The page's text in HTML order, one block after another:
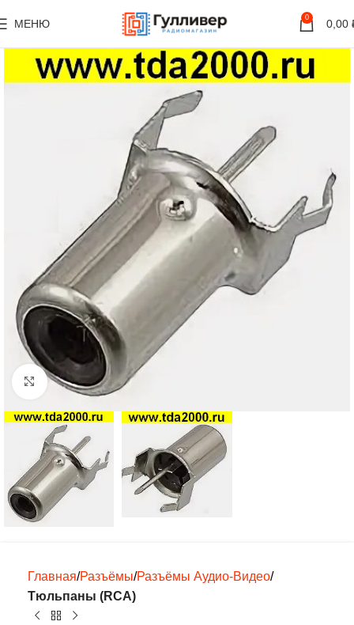
МЕНЮ 0 0,00
Нажмите, чтобы увеличить
Главная Разъёмы Разъёмы Аудио-Видео
Тюльпаны (RCA)